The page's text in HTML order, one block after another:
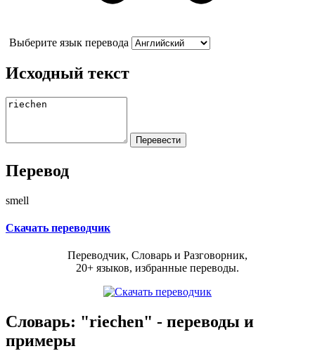
Выберите язык перевода
Исходный текст
Перевод
smell
Скачать переводчик
Переводчик, Словарь и Разговорник,
20+ языков, избранные переводы.
Словарь: "riechen" - переводы и
примеры